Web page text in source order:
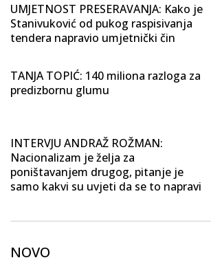
UMJETNOST PRESERAVANJA: Kako je
Stanivuković od pukog raspisivanja
tendera napravio umjetnički čin
TANJA TOPIĆ: 140 miliona razloga za
predizbornu glumu
INTERVJU ANDRAŽ ROŽMAN:
Nacionalizam je želja za
poništavanjem drugog, pitanje je
samo kakvi su uvjeti da se to napravi
NOVO